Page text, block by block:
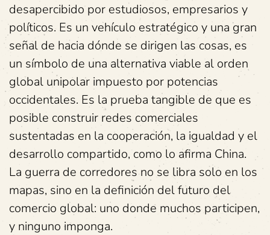
desapercibido por estudiosos, empresarios y
políticos. Es un vehículo estratégico y una gran
señal de hacia dónde se dirigen las cosas, es
un símbolo de una alternativa viable al orden
global unipolar impuesto por potencias
occidentales. Es la prueba tangible de que es
posible construir redes comerciales
sustentadas en la cooperación, la igualdad y el
desarrollo compartido, como lo afirma China.
La guerra de corredores no se libra solo en los
mapas, sino en la definición del futuro del
comercio global: uno donde muchos participen,
y ninguno imponga.